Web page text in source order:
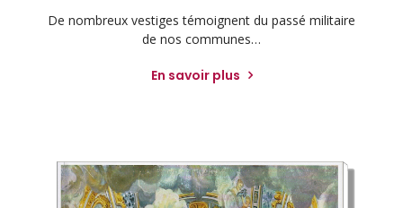
De nombreux vestiges témoignent du passé militaire
de nos communes…
En savoir plus